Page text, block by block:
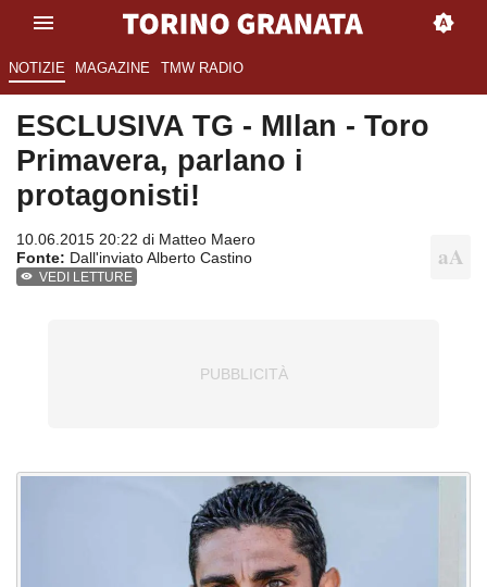
NOTIZIE MAGAZINE TMW RADIO
ESCLUSIVA TG - MIlan - Toro
Primavera, parlano i
protagonisti!
10.06.2015 20:22 di Matteo Maero
Fonte: Dall'inviato Alberto Castino
VEDI LETTURE